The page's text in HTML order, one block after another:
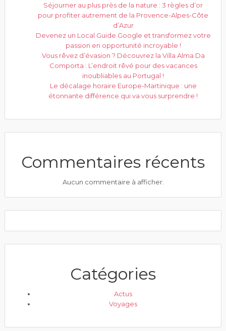
Séjourner au plus près de la nature : 3 règles d’or
pour profiter autrement de la Provence-Alpes-Côte
d’Azur
Devenez un Local Guide Google et transformez votre
passion en opportunité incroyable !
Vous rêvez d’évasion ? Découvrez la Villa Alma Da
Comporta : L’endroit rêvé pour des vacances
inoubliables au Portugal !
Le décalage horaire Europe-Martinique : une
étonnante différence qui va vous surprendre !
Commentaires récents
Aucun commentaire à afficher.
Catégories
Actus
Voyages